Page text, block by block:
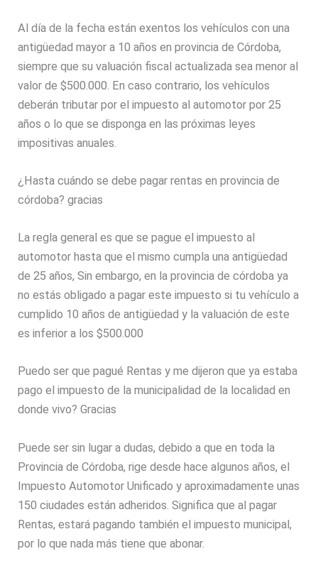
Al día de la fecha están exentos los vehículos con una
antigüedad mayor a 10 años en provincia de Córdoba,
siempre que su valuación fiscal actualizada sea menor al
valor de $500.000. En caso contrario, los vehículos
deberán tributar por el impuesto al automotor por 25
años o lo que se disponga en las próximas leyes
impositivas anuales.
¿Hasta cuándo se debe pagar rentas en provincia de
córdoba? gracias
La regla general es que se pague el impuesto al
automotor hasta que el mismo cumpla una antigüedad
de 25 años, Sin embargo, en la provincia de córdoba ya
no estás obligado a pagar este impuesto si tu vehículo a
cumplido 10 años de antigüedad y la valuación de este
es inferior a los $500.000
Puedo ser que pagué Rentas y me dijeron que ya estaba
pago el impuesto de la municipalidad de la localidad en
donde vivo? Gracias
Puede ser sin lugar a dudas, debido a que en toda la
Provincia de Córdoba, rige desde hace algunos años, el
Impuesto Automotor Unificado y aproximadamente unas
150 ciudades están adheridos. Significa que al pagar
Rentas, estará pagando también el impuesto municipal,
por lo que nada más tiene que abonar.